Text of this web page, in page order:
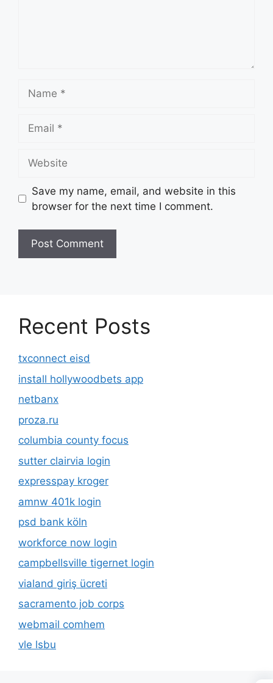
Save my name, email, and website in this
browser for the next time I comment.
Recent Posts
txconnect eisd
install hollywoodbets app
netbanx
proza.ru
columbia county focus
sutter clairvia login
expresspay kroger
amnw 401k login
psd bank köln
workforce now login
campbellsville tigernet login
vialand giriş ücreti
sacramento job corps
webmail comhem
vle lsbu